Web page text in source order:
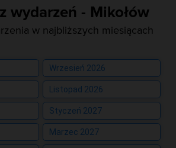
wydarzeń - Mikołów
w najbliższych miesiącach
Wrzesień 2026
Listopad 2026
Styczeń 2027
Marzec 2027